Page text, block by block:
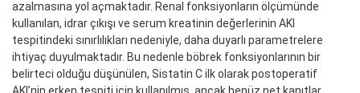
azalmasına yol açmaktadır. Renal fonksiyonların ölçümünde
kullanılan, idrar çıkışı ve serum kreatinin değerlerinin AKI
tespitindeki sınırlılıkları nedeniyle, daha duyarlı parametrelere
ihtiyaç duyulmaktadır. Bu nedenle böbrek fonksiyonlarının bir
belirteci olduğu düşünülen, Sistatin C ilk olarak postoperatif